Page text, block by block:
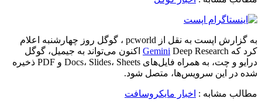
به گزارش اپست به نقل از pcworld ، گوگل روز چهارشنبه اعلام
کرد که
Gemini Deep Research اکنون می‌تواند به جیمیل، گوگل
درایو و چت، به همراه فایل‌های Docs، Slides، Sheets و PDF ذخیره
شده در این سرویس‌ها، متصل شود.
مطالب مشابه : اخبار مایکروسافت